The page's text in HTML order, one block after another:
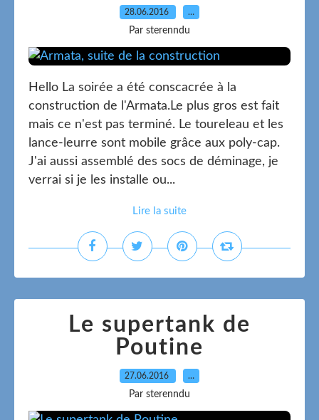
28.06.2016 …
Par sterenndu
Hello La soirée a été conscacrée à la
construction de l'Armata.Le plus gros est fait
mais ce n'est pas terminé. Le toureleau et les
lance-leurre sont mobile grâce aux poly-cap.
J'ai aussi assemblé des socs de déminage, je
verrai si je les installe ou...
Lire la suite
Le supertank de
Poutine
27.06.2016 …
Par sterenndu